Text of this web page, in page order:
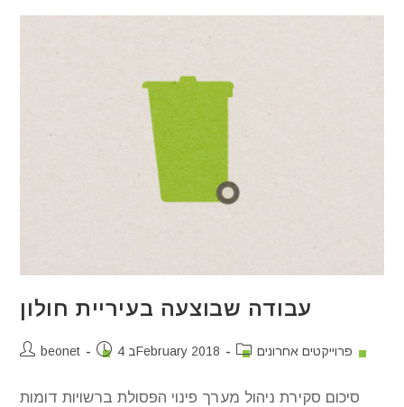
עבודה שבוצעה בעיריית חולון
beonet 4 בFebruary 2018 פרוייקטים אחרונים
סיכום סקירת ניהול מערך פינוי הפסולת ברשויות דומות